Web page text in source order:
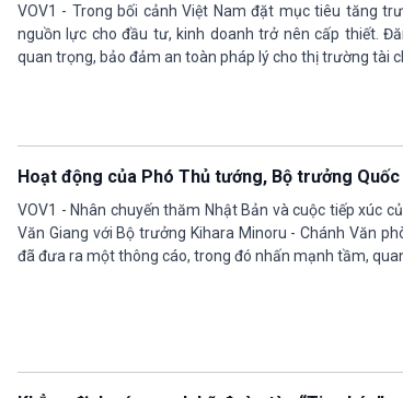
VOV1 - Trong bối cảnh Việt Nam đặt mục tiêu tăng
nguồn lực cho đầu tư, kinh doanh trở nên cấp thiết.
quan trọng, bảo đảm an toàn pháp lý cho thị trường tài
Hoạt động của Phó Thủ tướng, Bộ trưởng
VOV1 - Nhân chuyến thăm Nhật Bản và cuộc tiếp xúc
Văn Giang với Bộ trưởng Kihara Minoru - Chánh Văn
đã đưa ra một thông cáo, trong đó nhấn mạnh tầm,